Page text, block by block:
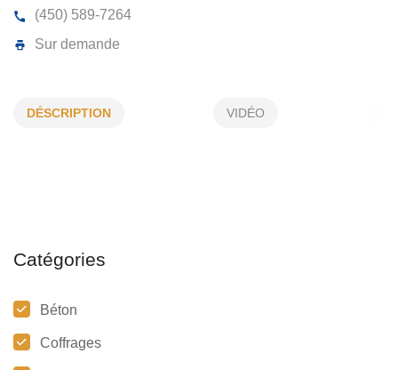
17, Anémone, L'Assomption, (Qc)
DÉSCRIPTION VIDÉO
Catégories
Béton
Coffrages